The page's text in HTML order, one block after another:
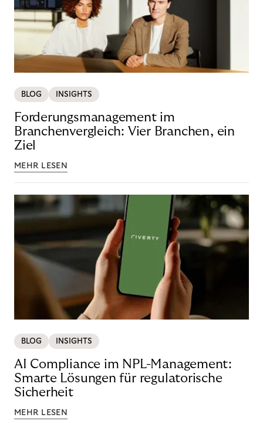
BLOG INSIGHTS
Forderungsmanagement im
Branchenvergleich: Vier Branchen, ein
Ziel
MEHR LESEN
BLOG INSIGHTS
AI Compliance im NPL-Management:
Smarte Lösungen für regulatorische
Sicherheit
MEHR LESEN